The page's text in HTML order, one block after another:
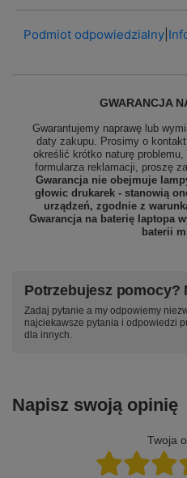
Podmiot odpowiedzialny|
GWARANCJA
Gwarantujemy naprawę lub
daty zakupu. Prosimy o
określić krótko naturę
formularza reklamacji, proszę
Gwarancja nie obejmuje
głowic drukarek - stanowią
urządzeń, zgodnie z
Gwarancja na baterię laptopa
baterii
Potrzebujesz pomocy?
Zadaj pytanie a my odpowiemy
najciekawsze pytania i odpowiedzi
dla innych.
Napisz swoją opinię
Twoja